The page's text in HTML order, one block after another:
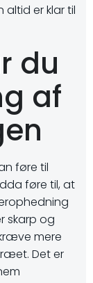
er klar til
du
af
føre til
føre til, at
skarp og
mere
Det er